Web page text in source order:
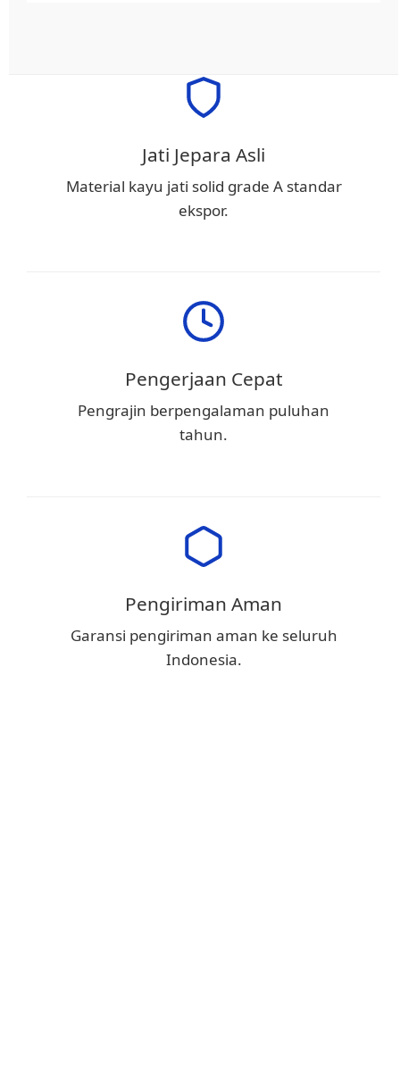
Jati Jepara Asli
Material kayu jati solid grade A standar
ekspor.
Pengerjaan Cepat
Pengrajin berpengalaman puluhan
tahun.
Pengiriman Aman
Garansi pengiriman aman ke seluruh
Indonesia.